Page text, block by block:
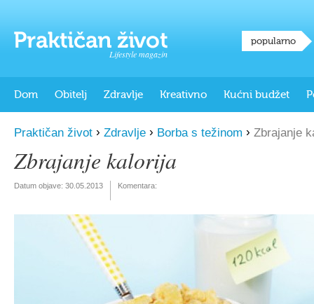
Lifestyle magazin
popularno
Dom Obitelj Zdravlje Kreativno Kućni budžet
Praktičan život › Zdravlje › Borba s težinom › Zbrajanje
Zbrajanje kalorija
Datum objave: 30.05.2013 Komentara: